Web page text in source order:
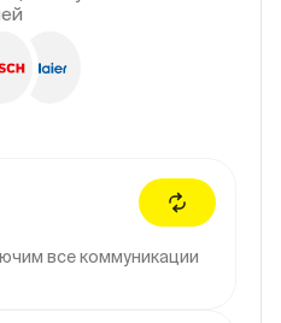
все коммуникации